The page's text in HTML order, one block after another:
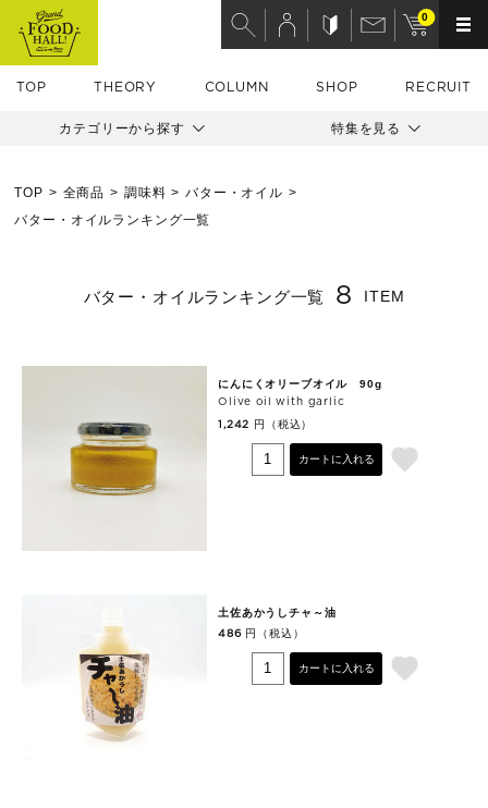
TOP THEORY COLUMN SHOP RECRUIT
0
カテゴリーから探す 特集を見る
TOP 全商品 調味料
バター・オイル
バター・オイルランキング一覧
バター・オイルランキング一覧 8 ITEM
にんにくオリーブオイル 90g
Olive oil with garlic
1,242 円（税込）
カートに入れる
土佐あかうしチャ～油
486 円（税込）
カートに入れる